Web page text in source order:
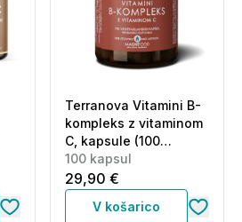
Terranova Vitamini B-
kompleks z vitaminom
C, kapsule (100
kapsul)
100 kapsul
29,90 €
V košarico